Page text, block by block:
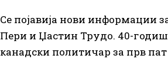
Се појавија нови информации
Пери и Џастин Трудо. 40-
канадски политичар за прв